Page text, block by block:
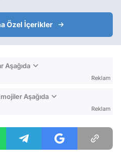
Özel İçerikler
Aşağıda
Reklam
Aşağıda
Reklam